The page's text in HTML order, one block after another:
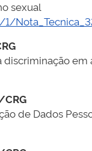
sexual
em
de Dados